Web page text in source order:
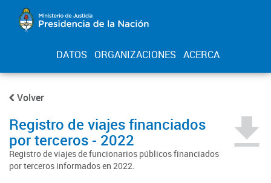
DATOS ORGANIZACIONES ACERCA
Volver
Registro de viajes financiados
por terceros - 2022
Registro de viajes de funcionarios públicos financiados
por terceros informados en 2022.